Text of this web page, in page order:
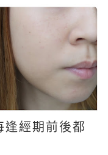
經期前後都